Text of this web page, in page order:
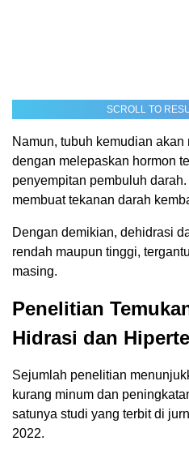
SCROLL TO
Namun, tubuh kemudian
dengan melepaskan hormon
penyempitan pembuluh
membuat tekanan darah
Dengan demikian, dehidrasi
rendah maupun tinggi,
masing.
Penelitian
Hidrasi dan
Sejumlah penelitian
kurang minum dan
satunya studi yang terbit di
2022.